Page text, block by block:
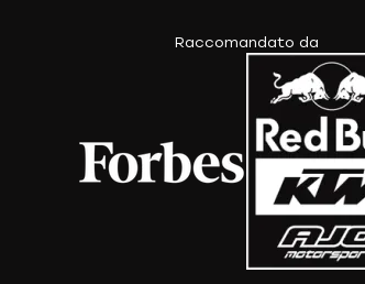
Raccomandato da